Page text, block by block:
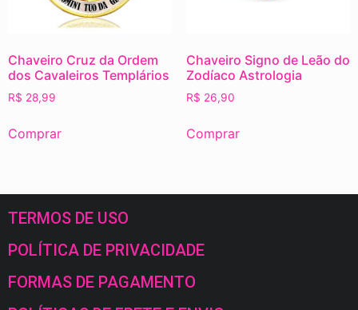
Chaveiro Cruz da Ordem
dos Cavaleiros Templários
R$ 28,99
Comprar
Chaveiro Signo de Leão do
Zodíaco Astrologia
R$ 26,90
Comprar
TERMOS DE USO
POLÍTICA DE PRIVACIDADE
FORMAS DE PAGAMENTO